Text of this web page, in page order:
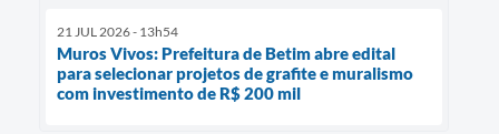
21 JUL 2026 - 13h54
Muros Vivos: Prefeitura de Betim abre edital
para selecionar projetos de grafite e muralismo
com investimento de R$ 200 mil